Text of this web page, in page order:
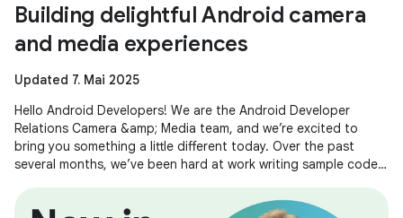
Building delightful Android camera
and media experiences
Updated 7. Mai 2025
Hello Android Developers! We are the Android Developer
Relations Camera &amp; Media team, and we’re excited to
bring you something a little different today. Over the past
several months, we’ve been hard at work writing sample code